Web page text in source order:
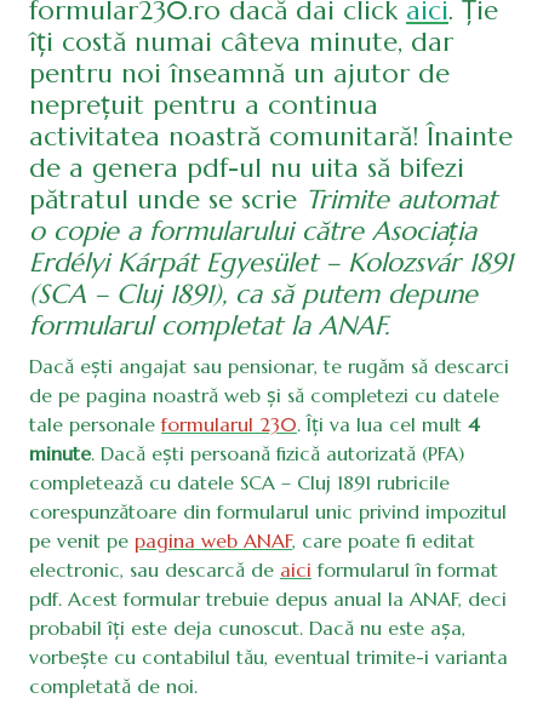
formular230.ro dacă dai click aici. Ție
îți costă numai câteva minute, dar
pentru noi înseamnă un ajutor de
neprețuit pentru a continua
activitatea noastră comunitară! Înainte
de a genera pdf-ul nu uita să bifezi
pătratul unde se scrie Trimite automat
o copie a formularului către Asociația
Erdélyi Kárpát Egyesület – Kolozsvár 1891
(SCA – Cluj 1891), ca să putem depune
formularul completat la ANAF.
Dacă ești angajat sau pensionar, te rugăm să descarci
de pe pagina noastră web și să completezi cu datele
tale personale formularul 230. Îți va lua cel mult 4
minute. Dacă ești persoană fizică autorizată (PFA)
completează cu datele SCA – Cluj 1891 rubricile
corespunzătoare din formularul unic privind impozitul
pe venit pe pagina web ANAF, care poate fi editat
electronic, sau descarcă de aici formularul în format
pdf. Acest formular trebuie depus anual la ANAF, deci
probabil îți este deja cunoscut. Dacă nu este așa,
vorbește cu contabilul tău, eventual trimite-i varianta
completată de noi.